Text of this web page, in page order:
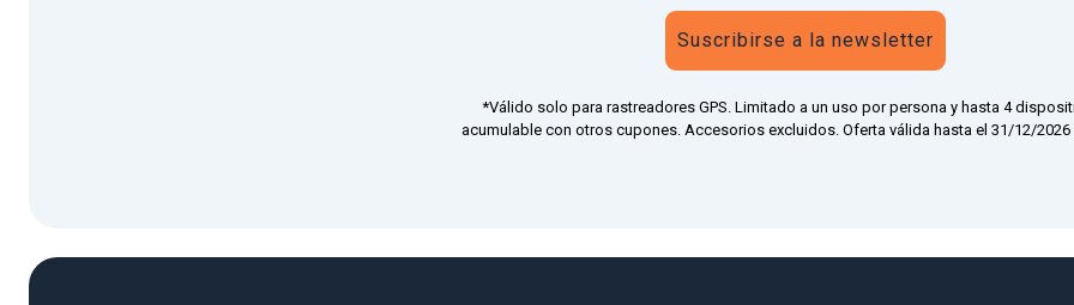
Suscribirse a la newsletter
*Válido solo para rastreadores GPS. Limitado a un uso por persona y hasta 4
acumulable con otros cupones. Accesorios excluidos. Oferta válida hasta el 31/12/2026